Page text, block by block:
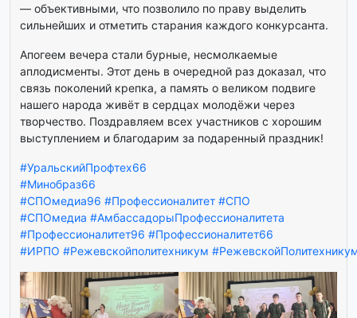
— объективными, что позволило по праву выделить
сильнейших и отметить старания каждого конкурсанта.
Апогеем вечера стали бурные, несмолкаемые
аплодисменты. Этот день в очередной раз доказал, что
связь поколений крепка, а память о великом подвиге
нашего народа живёт в сердцах молодёжи через
творчество. Поздравляем всех участников с хорошим
выступлением и благодарим за подаренный праздник!
#УральскийПрофтех66
#Минобраз66
#СПОмедиа96 #Профессионалитет #СПО
#СПОмедиа #АмбассадорыПрофессионалитета
#Профессионалитет96 #Профессионалитет66
#ИРПО #Режевскойполитехникум